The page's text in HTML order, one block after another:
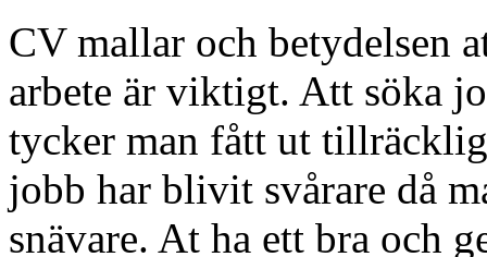
CV mallar och betydelsen
arbete är viktigt. Att söka
tycker man fått ut
jobb har blivit svårare då
snävare. At ha ett bra och